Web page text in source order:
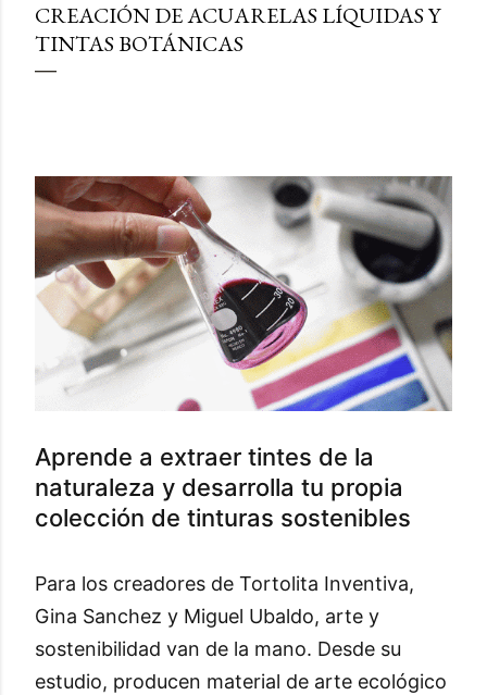
CREACIÓN DE ACUARELAS LÍQUIDAS Y
TINTAS BOTÁNICAS
Aprende a extraer tintes de la
naturaleza y desarrolla tu propia
colección de tinturas sostenibles
Para los creadores de Tortolita Inventiva,
Gina Sanchez y Miguel Ubaldo, arte y
sostenibilidad van de la mano. Desde su
estudio, producen material de arte ecológico